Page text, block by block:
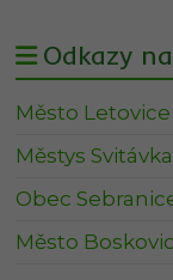
Odkazy
Město Letovice
Městys Svitávka
Obec
Město